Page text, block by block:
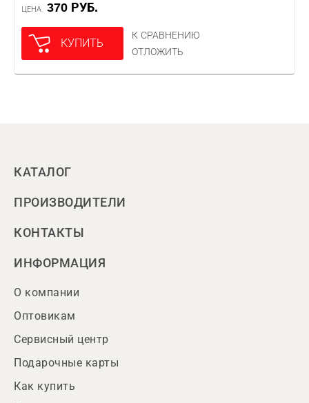
ЦЕНА 370 РУБ.
КУПИТЬ
К СРАВНЕНИЮ
ОТЛОЖИТЬ
КАТАЛОГ
ПРОИЗВОДИТЕЛИ
КОНТАКТЫ
ИНФОРМАЦИЯ
О компании
Оптовикам
Сервисный центр
Подарочные карты
Как купить